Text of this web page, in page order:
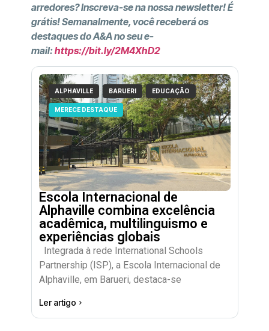
arredores? Inscreva-se na nossa newsletter! É
grátis! Semanalmente, você receberá os
destaques do A&A no seu e-
mail:https://bit.ly/2M4XhD2
ALPHAVILLE BARUERI EDUCAÇÃO
MERECE DESTAQUE
Escola Internacional de
Alphaville combina excelência
acadêmica, multilinguismo e
experiências globais
Integrada à rede International Schools
Partnership (ISP), a Escola Internacional de
Alphaville, em Barueri, destaca-se
Ler artigo